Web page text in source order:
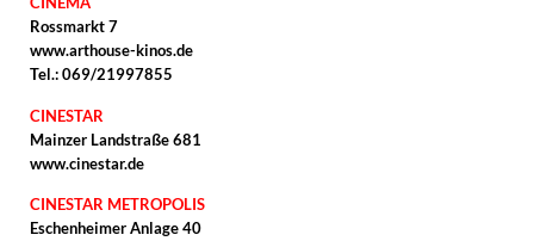
Rossmarkt 7
www.arthouse-kinos.de
Tel.: 069/21997855
CINESTAR
Mainzer Landstraße 681
www.cinestar.de
CINESTAR METROPOLIS
Eschenheimer Anlage 40